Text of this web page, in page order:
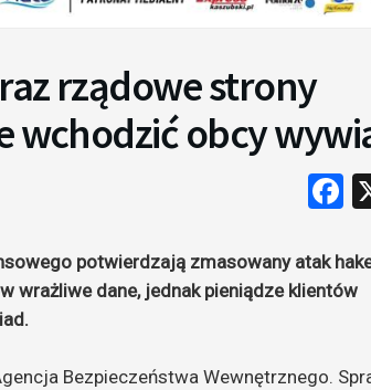
rządowe strony
wchodzić obcy
potwierdzają zmasowany atak
wrażliwe dane, jednak pieniądze klientów
Bezpieczeństwa Wewnętrznego.